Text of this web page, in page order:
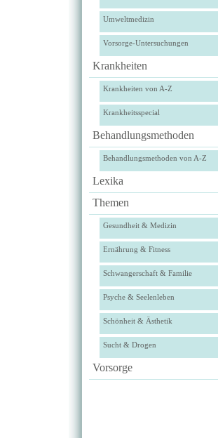
Umweltmedizin
Vorsorge-Untersuchungen
Krankheiten
Krankheiten von A-Z
Krankheitsspecial
Behandlungsmethoden
Behandlungsmethoden von A-Z
Lexika
Themen
Gesundheit & Medizin
Ernährung & Fitness
Schwangerschaft & Familie
Psyche & Seelenleben
Schönheit & Ästhetik
Sucht & Drogen
Vorsorge